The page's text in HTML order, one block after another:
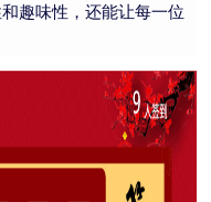
趣味性，还能让每一位